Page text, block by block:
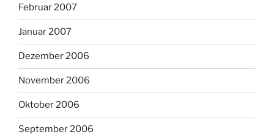
Februar 2007
Januar 2007
Dezember 2006
November 2006
Oktober 2006
September 2006